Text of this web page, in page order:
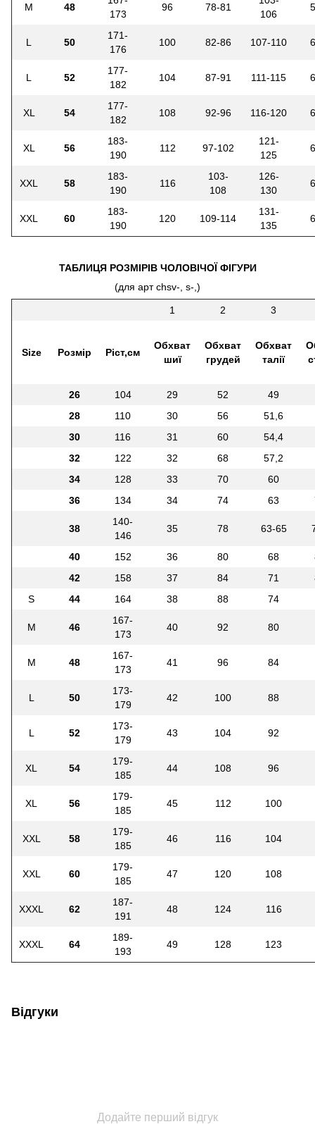
M 48
173
96 78-81
106
L 50
171-
176
100 82-86 107-110
L 52
177-
182
104 87-91 111-115
XL 54
177-
182
108 92-96 116-120
XL 56
183-
190
112 97-102
121-
125
XXL 58
183-
190
116
103-
108
126-
130
XXL 60
183-
190
120 109-114
131-
135
ТАБЛИЦЯ РОЗМІРІВ ЧОЛОВІЧОЇ ФІГУРИ
(для арт chsv-, s-,)
1 2 3
Size Розмір Ріст,см
Обхват
шиї
Обхват
грудей
Обхват
талії
26 104 29 52
49
28
110 30 56
51,6
30
116 31 60
54,4
32
122 32 68
57,2
34
128 33 70
60
36
134 34 74 63
38
140-
146
35 78 63-65
40 152 36 80 68
42
158 37 84 71
S
44 164 38 88 74
M 46
167-
173
40 92 80
M 48
167-
173
41 96 84
L 50
173-
179
42 100 88
L 52
173-
179
43 104 92
XL 54
179-
185
44 108 96
XL 56
179-
185
45 112 100
XXL 58
179-
185
46 116 104
XXL 60
179-
185
47 120 108
XXXL 62
187-
191
48 124 116
XXXL 64
189-
193
49 128 123
Відгуки
Додайте перший відгук